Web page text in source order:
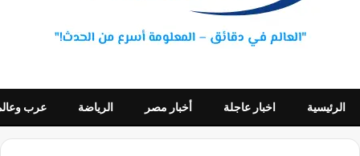
الرئيسية اخبار عاجلة أخبار مصر الرياضة عرب